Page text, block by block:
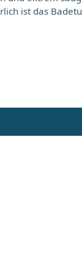
ist das